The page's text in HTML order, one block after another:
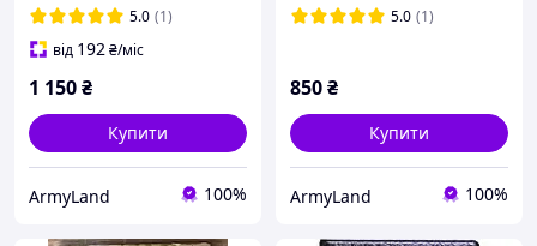
5.0 (1)
від 192₴/міс
1 150₴
Купити
ArmyLand 100%
5.0 (1)
850₴
Купити
ArmyLand 100%